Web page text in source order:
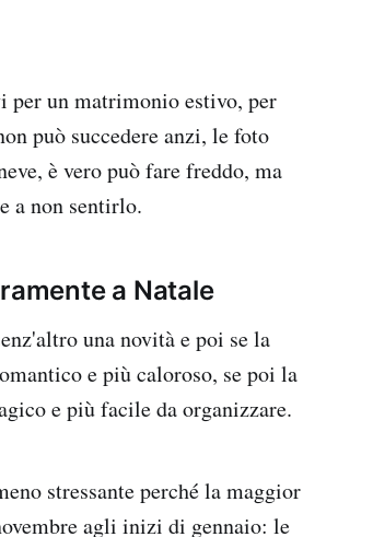
per un matrimonio estivo, per
può succedere anzi, le foto
è vero può fare freddo, ma
a non sentirlo.
a Natale
una novità e poi se la
e più caloroso, se poi la
e più facile da organizzare.
stressante perché la maggior
agli inizi di gennaio: le